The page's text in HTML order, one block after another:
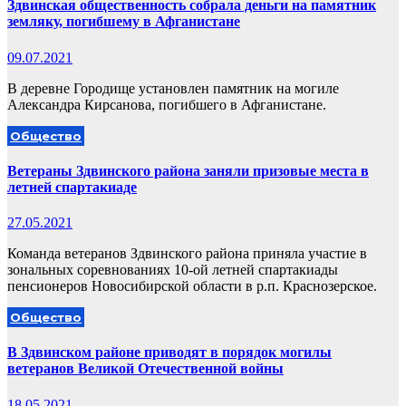
Здвинская общественность собрала деньги на памятник
земляку, погибшему в Афганистане
09.07.2021
В деревне Городище установлен памятник на могиле
Александра Кирсанова, погибшего в Афганистане.
Общество
Ветераны Здвинского района заняли призовые места в
летней спартакиаде
27.05.2021
Команда ветеранов Здвинского района приняла участие в
зональных соревнованиях 10-ой летней спартакиады
пенсионеров Новосибирской области в р.п. Краснозерское.
Общество
В Здвинском районе приводят в порядок могилы
ветеранов Великой Отечественной войны